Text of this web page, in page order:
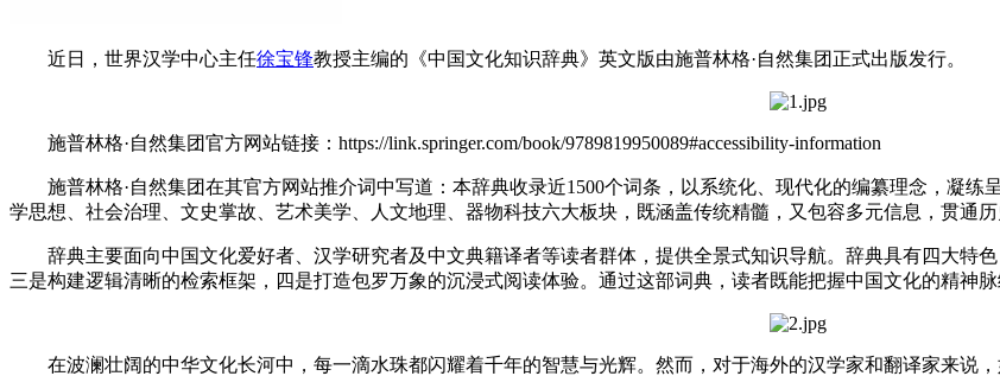
近日，世界汉学中心主任徐宝锋教授主编的《中国文化知识辞典》英文版由施普林格·自然集团正式出版发行。
施普林格·自然集团官方网站链接：https://link.springer.com/book/9789819950089#accessibility-information
施普林格·自然集团在其官方网站推介词中写道：本辞典收录近1500个词条，以系统化、现代化的编纂理念，凝练
学思想、社会治理、文史掌故、艺术美学、人文地理、器物科技六大板块，既涵盖传统精髓，又包容多元信息，贯通历
辞典主要面向中国文化爱好者、汉学研究者及中文典籍译者等读者群体，提供全景式知识导航。辞典具有四大特色
三是构建逻辑清晰的检索框架，四是打造包罗万象的沉浸式阅读体验。通过这部词典，读者既能把握中国文化的精神
在波澜壮阔的中华文化长河中，每一滴水珠都闪耀着千年的智慧与光辉。然而，对于海外的汉学家和翻译家来说